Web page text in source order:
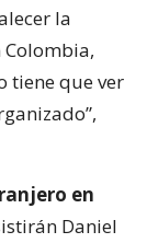
la
tiene que ver
en
Daniel